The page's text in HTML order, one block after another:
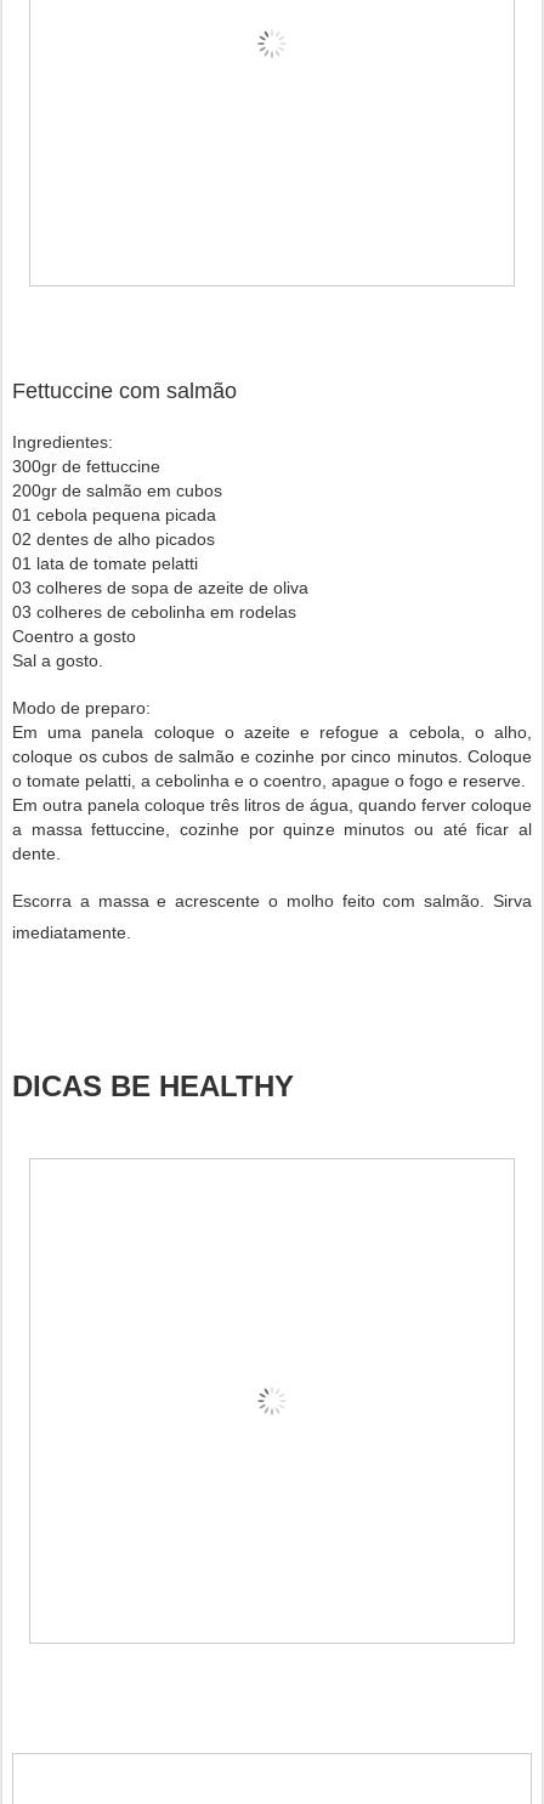
Fettuccine com salmão
Ingredientes:
300gr de fettuccine
200gr de salmão em cubos
01 cebola pequena picada
02 dentes de alho picados
01 lata de tomate pelatti
03 colheres de sopa de azeite de oliva
03 colheres de cebolinha em rodelas
Coentro a gosto
Sal a gosto.
Modo de preparo:
Em uma panela coloque o azeite e refogue a cebola, o alho,
coloque os cubos de salmão e cozinhe por cinco minutos. Coloque
o tomate pelatti, a cebolinha e o coentro, apague o fogo e reserve.
Em outra panela coloque três litros de água, quando ferver coloque
a massa fettuccine, cozinhe por quinze minutos ou até ficar al
dente.
Escorra a massa e acrescente o molho feito com salmão. Sirva
imediatamente.
DICAS BE HEALTHY